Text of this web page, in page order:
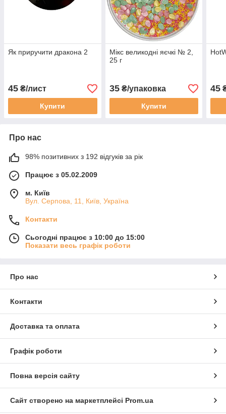
Як приручити дракона 2
45 ₴/лист
Купити
Мікс великодні яєчкі № 2,
25 г
35₴/упаковка
Купити
45
Про нас
98% позитивних з 192 відгуків за рік
Працює з 05.02.2009
м. Київ
Вул. Серпова, 11, Київ, Україна
Контакти
Сьогодні працює з 10:00 до 15:00
Показати весь графік роботи
Про нас
Контакти
Доставка та оплата
Графік роботи
Повна версія сайту
Сайт створено на маркетплейсі Prom.ua